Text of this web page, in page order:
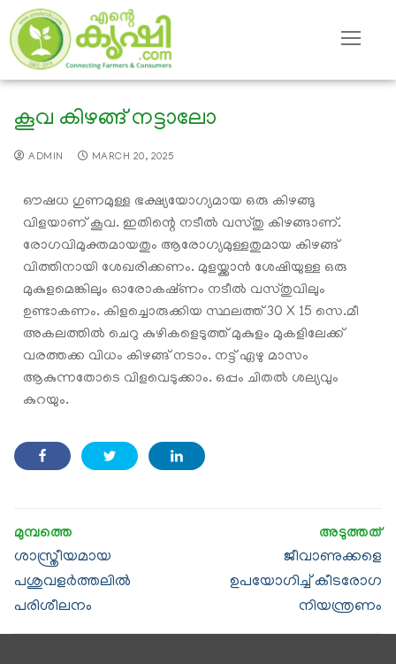
കൂവ കിഴങ്ങ് നട്ടാലോ
ADMIN MARCH 20, 2025
ഔഷധ ഗുണമുള്ള ഭക്ഷ്യയോഗ്യമായ ഒരു കിഴങ്ങു
വിളയാണ് കൂവ. ഇതിന്റെ നടീൽ വസ്‌തു കിഴങ്ങാണ്.
രോഗവിമുക്തമായതും ആരോഗ്യമുള്ളതുമായ കിഴങ്ങ്
വിത്തിനായി ശേഖരിക്കണം. മുളയ്ക്കാൻ ശേഷിയുള്ള ഒരു
മുകുളമെങ്കിലും ഓരോകഷ്‌ണം നടീൽ വസ്‌തുവിലും
ഉണ്ടാകണം. കിളച്ചൊരുക്കിയ സ്ഥലത്ത് 30 X 15 സെ.മീ
അകലത്തിൽ ചെറു കുഴികളെടുത്ത് മുകുളം മുകളിലേക്ക്
വരത്തക്ക വിധം കിഴങ്ങ് നടാം. നട്ട് ഏഴു മാസം
ആകുന്നതോടെ വിളവെടുക്കാം. ഒപ്പം ചിതൽ ശല്യവും
കുറയും.
ശാസ്ത്രീയമായ
പശുവളർത്തലിൽ
പരിശീലനം
ജീവാണുക്കളെ
ഉപയോഗിച്ച് കീടരോഗ
നിയന്ത്രണം